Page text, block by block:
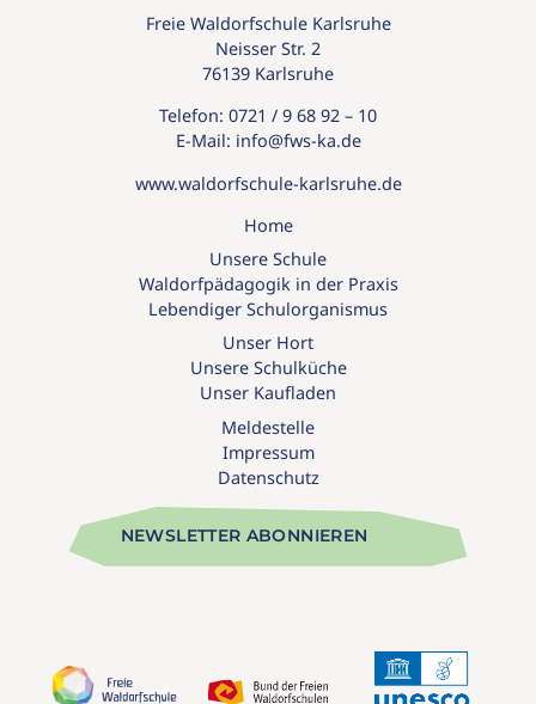
Freie Waldorfschule Karlsruhe
Neisser Str. 2
76139 Karlsruhe
Telefon: 0721 / 9 68 92 – 10
E-Mail: info@fws-ka.de
www.waldorfschule-karlsruhe.de
Home
Unsere Schule
Waldorfpädagogik in der Praxis
Lebendiger Schulorganismus
Unser Hort
Unsere Schulküche
Unser Kaufladen
Meldestelle
Impressum
Datenschutz
NEWSLETTER ABONNIEREN